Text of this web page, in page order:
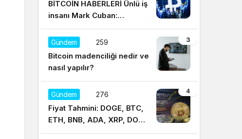
BİTCOİN HABERLERİ Ünlü iş
insanı Mark Cuban:
Satışların yüzde 95’i
Dogecoin ile
3
Gündem 259
Bitcoin madenciliği nedir ve
nasıl yapılır?
4
Gündem 276
Fiyat Tahmini: DOGE, BTC,
ETH, BNB, ADA, XRP, DOT,
UNI, SOL, LTC